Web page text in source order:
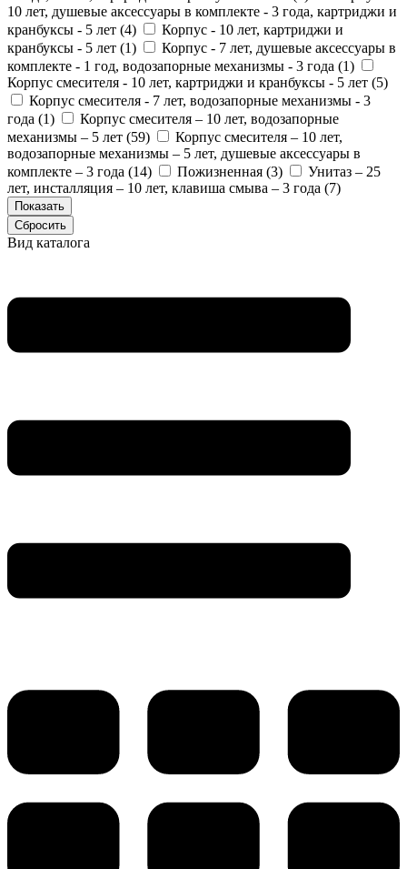
10 лет, душевые аксессуары в комплекте - 3 года, картриджи и
кранбуксы - 5 лет (4)
Корпус - 10 лет, картриджи и
кранбуксы - 5 лет (1)
Корпус - 7 лет, душевые аксессуары в
комплекте - 1 год, водозапорные механизмы - 3 года (1)
Корпус смесителя - 10 лет, картриджи и кранбуксы - 5 лет (5)
Корпус смесителя - 7 лет, водозапорные механизмы - 3
года (1)
Корпус смесителя – 10 лет, водозапорные
механизмы – 5 лет (59)
Корпус смесителя – 10 лет,
водозапорные механизмы – 5 лет, душевые аксессуары в
комплекте – 3 года (14) Пожизненная (3)
Унитаз – 25
лет, инсталляция – 10 лет, клавиша смыва – 3 года (7)
Вид каталога